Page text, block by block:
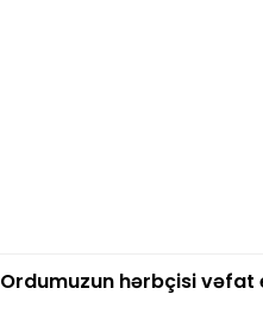
Ordumuzun hərbçisi vəfat